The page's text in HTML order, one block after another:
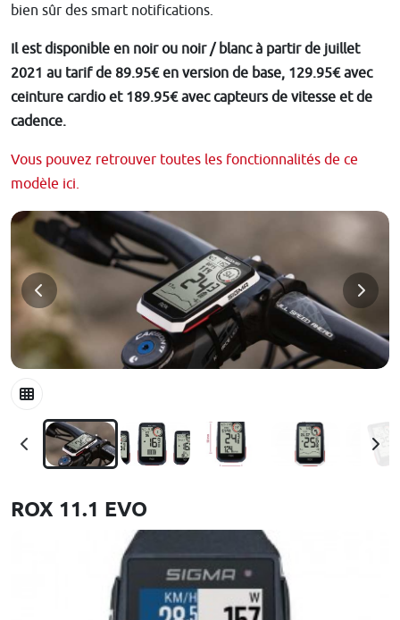
bien sûr des smart notifications.
Il est disponible en noir ou noir / blanc à partir de juillet
2021 au tarif de 89.95€ en version de base, 129.95€ avec
ceinture cardio et 189.95€ avec capteurs de vitesse et de
cadence.
Vous pouvez retrouver toutes les fonctionnalités de ce
modèle ici.
ROX 11.1 EVO